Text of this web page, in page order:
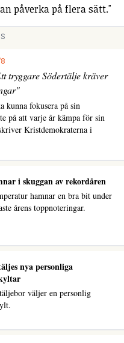
påverka på flera sätt."
tryggare Södertälje kräver
kunna fokusera på sin
på att varje år kämpa för sin
Kristdemokraterna i
i skuggan av rekordåren
hamnar en bra bit under
årens toppnoteringar.
nya personliga
väljer en personlig